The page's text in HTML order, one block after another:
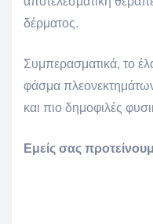
δέρματος.
Συμπερασματικά, το
φάσμα πλεονεκτημάτων
και πιο δημοφιλές
Εμείς σας